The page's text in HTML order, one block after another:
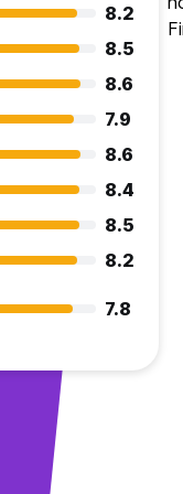
8.2
8.5
8.6
7.9
8.6
8.4
8.5
8.2
7.8